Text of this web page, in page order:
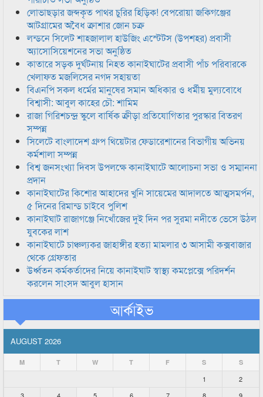
লোভাছড়ার জব্দকৃত পাথর চুরির হিড়িক! বেপরোয়া জকিগঞ্জের
আটগ্রামের অবৈধ ক্রাশার জোন চক্র
লন্ডনে সিলেট শাহজালাল হাউজিং এস্টেটস (উপশহর) প্রবাসী
অ্যাসোসিয়েশনের সভা অনুষ্ঠিত
কাতারে সড়ক দুর্ঘটনায় নিহত কানাইঘাটের প্রবাসী পাঁচ পরিবারকে
খেলাফত মজলিসের নগদ সহায়তা
বিএনপি সকল ধর্মের মানুষের সমান অধিকার ও ধর্মীয় মুল্যবোধে
বিশ্বাসী: আবুল কাহের চৌ: শামিম
রাজা গিরিশচন্দ্র স্কুলে বার্ষিক ক্রীড়া প্রতিযোগিতার পুরস্কার বিতরণ
সম্পন্ন
সিলেটে বাংলাদেশ গ্রুপ থিয়েটার ফেডারেশানের বিভাগীয় অভিনয়
কর্মশালা সম্পন্ন
বিশ্ব জনসংখ্যা দিবস উপলক্ষে কানাইঘাটে আলোচনা সভা ও সম্মাননা
প্রদান
কানাইঘাটের কিশোর আহাদের খুনি সায়েমের আদালতে আত্মসমর্পন,
৫ দিনের রিমান্ড চাইবে পুলিশ
কানাইঘাট রাজাগঞ্জে নিখোঁজের দুই দিন পর সুরমা নদীতে ভেসে উঠল
যুবকের লাশ
কানাইঘাটে চাঞ্চল্যকর জাহাঙ্গীর হত্যা মামলার ৩ আসামী কক্সবাজার
থেকে গ্রেফতার
উর্ধ্বতন কর্মকর্তাদের নিয়ে কানাইঘাট স্বাস্থ্য কমপ্লেক্সে পরিদর্শন
করলেন সাংসদ আবুল হাসান
আর্কাইভ
AUGUST 2026
M T W T F S S
1
2